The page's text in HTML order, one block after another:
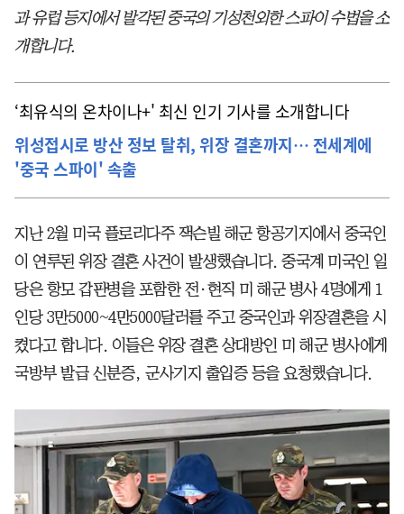
과 유럽 등지에서 발각된 중국의 기성천외한 스파이 수법을 소
개합니다.
‘최유식의 온차이나+' 최신 인기 기사를 소개합니다
위성접시로 방산 정보 탈취, 위장 결혼까지… 전세계에
'중국 스파이' 속출
지난 2월 미국 플로리다주 잭슨빌 해군 항공기지에서 중국인
이 연루된 위장 결혼 사건이 발생했습니다. 중국계 미국인 일
당은 항모 갑판병을 포함한 전·현직 미 해군 병사 4명에게 1
인당 3만5000~4만5000달러를 주고 중국인과 위장결혼을 시
켰다고 합니다. 이들은 위장 결혼 상대방인 미 해군 병사에게
국방부 발급 신분증, 군사기지 출입증 등을 요청했습니다.